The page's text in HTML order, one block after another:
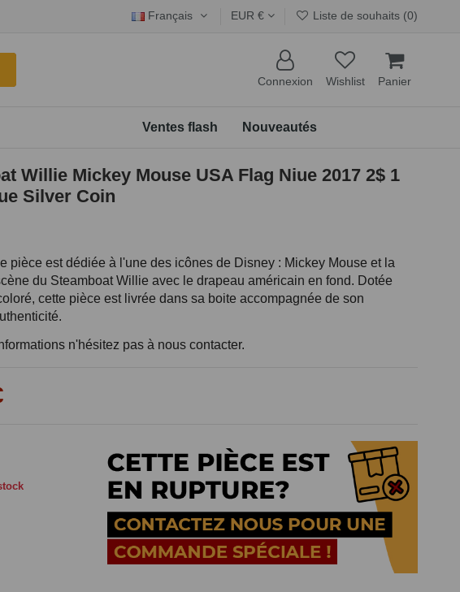
Français EUR € Liste de souhaits (0)
Connexion Wishlist Panier
Nouveautés
Ventes flash
Willie Mickey Mouse USA Flag Niue 2017 2$ 1
Silver Coin
pièce est dédiée à l'une des icônes de Disney : Mickey Mouse et la
du Steamboat Willie avec le drapeau américain en fond. Dotée
cette pièce est livrée dans sa boite accompagnée de son
n'hésitez pas à nous contacter.